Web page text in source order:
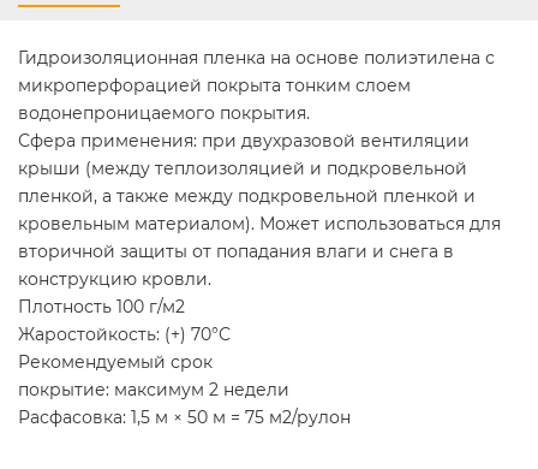
Гидроизоляционная пленка на основе полиэтилена с
микроперфорацией покрыта тонким слоем
водонепроницаемого покрытия.
Сфера применения: при двухразовой вентиляции
крыши (между теплоизоляцией и подкровельной
пленкой, а также между подкровельной пленкой и
кровельным материалом). Может использоваться для
вторичной защиты от попадания влаги и снега в
конструкцию кровли.
Плотность 100 г/м2
Жаростойкость: (+) 70°С
Рекомендуемый срок
покрытие: максимум 2 недели
Расфасовка: 1,5 м × 50 м = 75 м2/рулон